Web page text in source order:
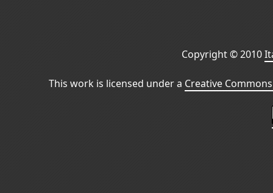
Copyright © 2010
This work is licensed under a Creative